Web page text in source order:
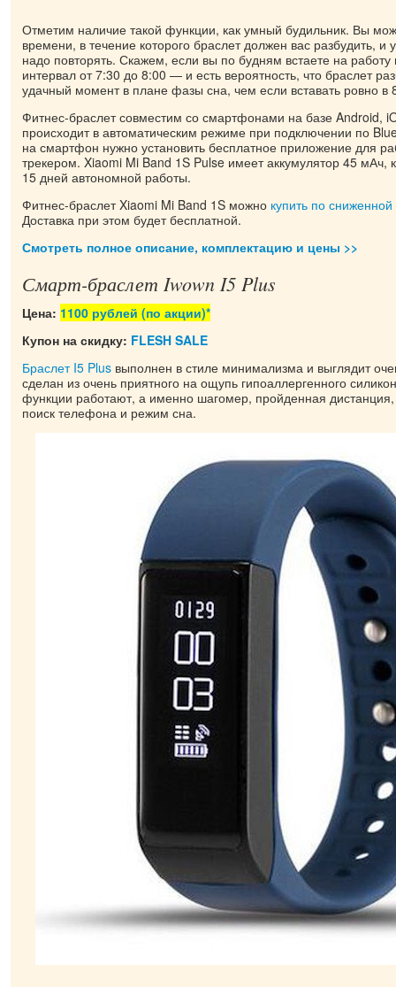
Отметим наличие такой функции, как умный будильник. Вы
времени, в течение которого браслет должен вас разбудить, и
надо повторять. Скажем, если вы по будням встаете на работу
интервал от 7:30 до 8:00 — и есть вероятность, что браслет
удачный момент в плане фазы сна, чем если вставать ровно в
Фитнес-браслет совместим со смартфонами на базе Android,
происходит в автоматическим режиме при подключении по
на смартфон нужно установить бесплатное приложение для
трекером. Xiaomi Mi Band 1S Pulse имеет аккумулятор 45 мАч,
15 дней автономной работы.
Фитнес-браслет Xiaomi Mi Band 1S можно купить по
Доставка при этом будет бесплатной.
Смотреть полное описание, комплектацию и цены >>
Смарт-браслет Iwown I5 Plus
Цена: 1100 рублей (по акции)*
Купон на скидку: FLESH SALE
Браслет I5 Plus выполнен в стиле минимализма и выглядит
сделан из очень приятного на ощупь гипоаллергенного
функции работают, а именно шагомер, пройденная
поиск телефона и режим сна.